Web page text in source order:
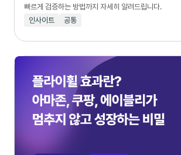
빠르게 검증하는 방법까지 자세히 알려드립니다.
인사이트
공통